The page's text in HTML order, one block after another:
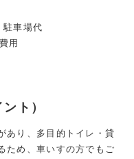
駐車場代
用
ト）
あり、多目的トイレ・貸
ため、車いすの方でもご